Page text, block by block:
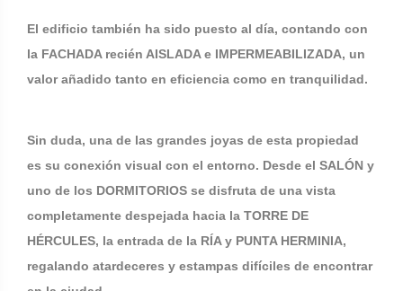
El edificio también ha sido puesto al día, contando con
la FACHADA recién AISLADA e IMPERMEABILIZADA, un
valor añadido tanto en eficiencia como en tranquilidad.
Sin duda, una de las grandes joyas de esta propiedad
es su conexión visual con el entorno. Desde el SALÓN y
uno de los DORMITORIOS se disfruta de una vista
completamente despejada hacia la TORRE DE
HÉRCULES, la entrada de la RÍA y PUNTA HERMINIA,
regalando atardeceres y estampas difíciles de encontrar